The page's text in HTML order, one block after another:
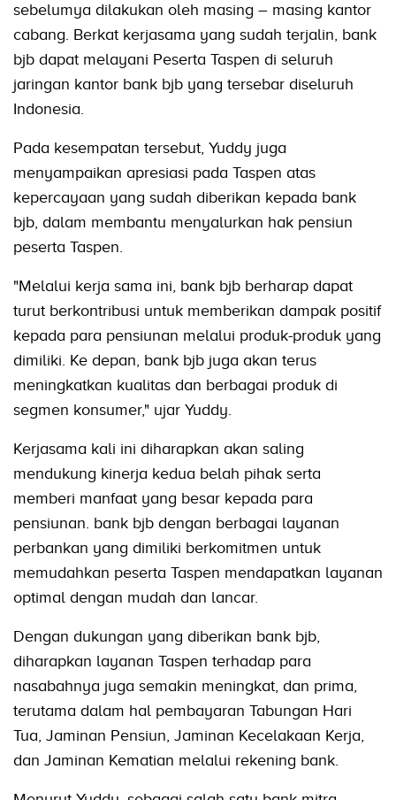
sebelumya dilakukan oleh masing – masing kantor
cabang. Berkat kerjasama yang sudah terjalin, bank
bjb dapat melayani Peserta Taspen di seluruh
jaringan kantor bank bjb yang tersebar diseluruh
Indonesia.
Pada kesempatan tersebut, Yuddy juga
menyampaikan apresiasi pada Taspen atas
kepercayaan yang sudah diberikan kepada bank
bjb, dalam membantu menyalurkan hak pensiun
peserta Taspen.
"Melalui kerja sama ini, bank bjb berharap dapat
turut berkontribusi untuk memberikan dampak positif
kepada para pensiunan melalui produk-produk yang
dimiliki. Ke depan, bank bjb juga akan terus
meningkatkan kualitas dan berbagai produk di
segmen konsumer," ujar Yuddy.
Kerjasama kali ini diharapkan akan saling
mendukung kinerja kedua belah pihak serta
memberi manfaat yang besar kepada para
pensiunan. bank bjb dengan berbagai layanan
perbankan yang dimiliki berkomitmen untuk
memudahkan peserta Taspen mendapatkan layanan
optimal dengan mudah dan lancar.
Dengan dukungan yang diberikan bank bjb,
diharapkan layanan Taspen terhadap para
nasabahnya juga semakin meningkat, dan prima,
terutama dalam hal pembayaran Tabungan Hari
Tua, Jaminan Pensiun, Jaminan Kecelakaan Kerja,
dan Jaminan Kematian melalui rekening bank.